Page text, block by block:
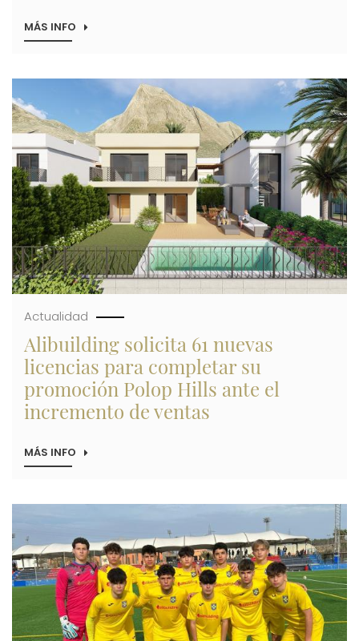
MÁS INFO SOBRE
SALÓN
INMOBILIARIO
INTERNACIONAL
CON
172
VIVIENDAS
EXCLUSIVAS
DE
SUS
NUEVAS
PROMOCIONES
Actualidad
Alibuilding solicita 61 nuevas
licencias para completar su
promoción Polop Hills ante el
incremento de ventas
MÁS INFO SOBRE
NUEVAS
COMPLETAR
SU
PROMOCIÓN
POLOP
HILLS
ANTE
EL
INCREMENTO